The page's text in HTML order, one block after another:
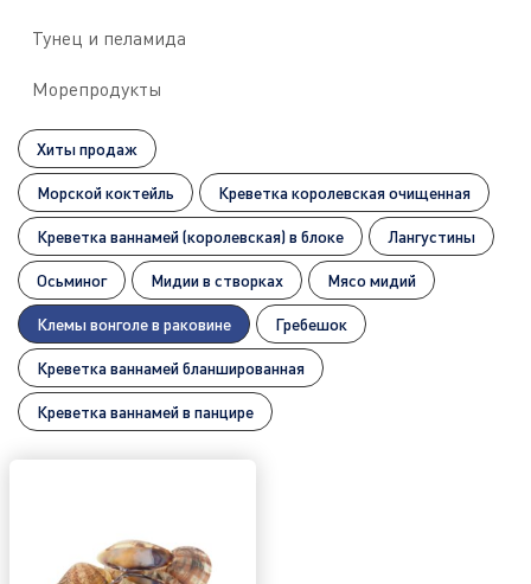
Тунец и пеламида
Морепродукты
Хиты продаж
Морской коктейль Креветка королевская очищенная
Креветка ваннамей (королевская) в блоке Лангустины
Осьминог Мидии в створках Мясо мидий
Клемы вонголе в раковине Гребешок
Креветка ваннамей бланшированная
Креветка ваннамей в панцире